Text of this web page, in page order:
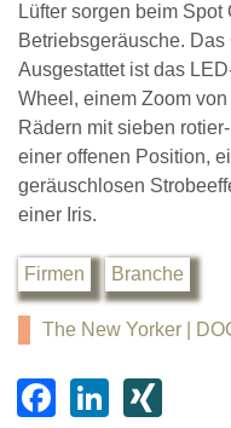
Lüfter sorgen beim Spot
Betriebsgeräusche.
Ausgestattet ist das
Wheel, einem Zoom
Rädern mit sieben
einer offenen Position,
geräuschlosen
einer Iris.
Firmen Branche
The New Yorker |
F
Li